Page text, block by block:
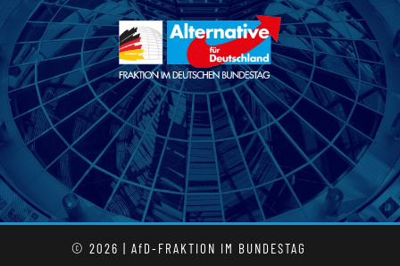
© 2026 | AfD-FRAKTION IM BUNDESTAG